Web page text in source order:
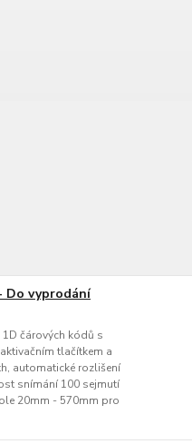
Do vyprodání
čárových kódů s
tlačítkem a
automatické rozlišení
snímání 100 sejmutí
20mm - 570mm pro